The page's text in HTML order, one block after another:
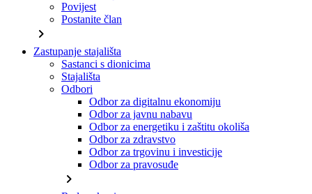
Povijest
Postanite član
chevron_right
Zastupanje stajališta
Sastanci s dionicima
Stajališta
Odbori
Odbor za digitalnu ekonomiju
Odbor za javnu nabavu
Odbor za energetiku i zaštitu okoliša
Odbor za zdravstvo
Odbor za trgovinu i investicije
Odbor za pravosuđe
chevron_right